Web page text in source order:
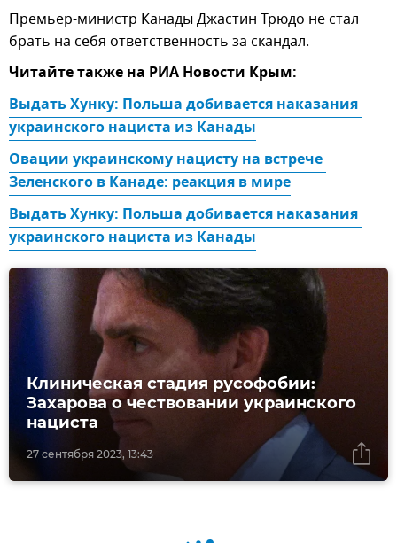
Премьер-министр Канады Джастин Трюдо не стал
брать на себя ответственность за скандал.
Читайте также на РИА Новости Крым:
Выдать Хунку: Польша добивается наказания
украинского нациста из Канады
Овации украинскому нацисту на встрече
Зеленского в Канаде: реакция в мире
Выдать Хунку: Польша добивается наказания
украинского нациста из Канады
27 сентября 2023, 13:43
Клиническая стадия русофобии:
Захарова о чествовании украинского
нациста